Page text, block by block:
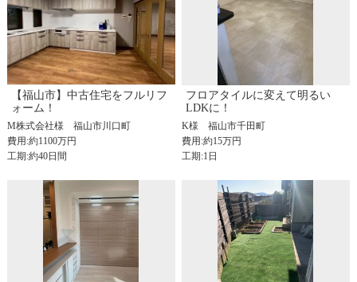
【福山市】中古住宅をフルリフ
ォーム！
M株式会社様福山市川口町
費用:約1100万円
工期:約40日間
フロアタイルに変えて明るい
LDKに！
K様福山市千田町
費用:約15万円
工期:1日